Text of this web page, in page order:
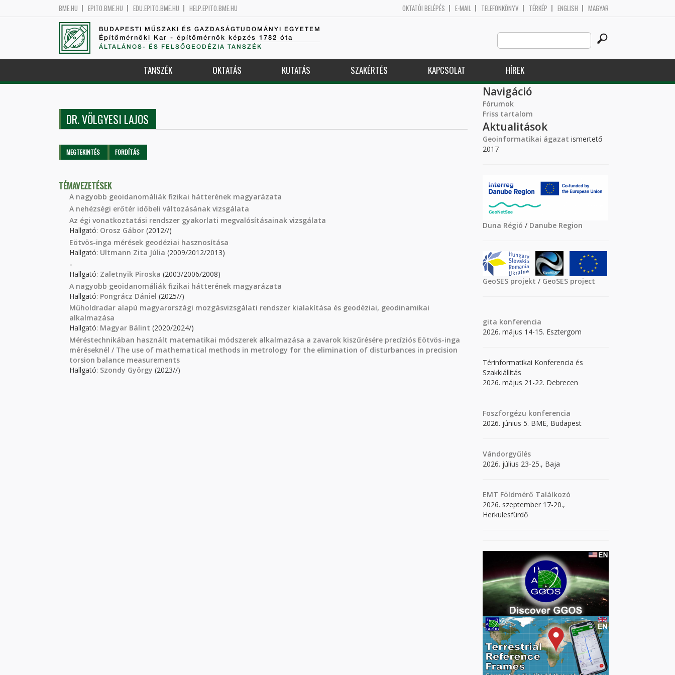
BME.HU EPITO.BME.HU EDU.EPITO.BME.HU HELP.EPITO.BME.HU OKTATÓI BELÉPÉS E-MAIL TELEFONKÖNYV TÉRKÉP ENGLISH MAGYAR
BUDAPESTI MŰSZAKI ÉS GAZDASÁGTUDOMÁNYI EGYETEM
Építőmérnöki Kar - építőmérnök képzés 1782 óta
ÁLTALÁNOS- ÉS FELSŐGEODÉZIA TANSZÉK
Search
this
site
TANSZÉK OKTATÁS KUTATÁS SZAKÉRTÉS KAPCSOLAT HÍREK
DR. VÖLGYESI LAJOS
Elsődleges fülek
MEGTEKINTÉS (AKTÍVFORDÍTÁS
TÉMAVEZETÉSEK
A nagyobb geoidanomáliák fizikai hátterének magyarázata
A nehézségi erőtér időbeli változásának vizsgálata
Az égi vonatkoztatási rendszer gyakorlati megvalósításainak vizsgálata
Hallgató: Orosz Gábor (2012//)
Eötvös-inga mérések geodéziai hasznosítása
Hallgató: Ultmann Zita Júlia (2009/2012/2013)
-
Hallgató: Zaletnyik Piroska (2003/2006/2008)
A nagyobb geoidanomáliák fizikai hátterének magyarázata
Hallgató: Pongrácz Dániel (2025//)
Műholdradar alapú magyarországi mozgásvizsgálati rendszer kialakítása és geodéziai, geodinamikai
alkalmazása
Hallgató: Magyar Bálint (2020/2024/)
Méréstechnikában használt matematikai módszerek alkalmazása a zavarok kiszűrésére precíziós Eötvös-inga
méréseknél / The use of mathematical methods in metrology for the elimination of disturbances in precision
torsion balance measurements
Hallgató: Szondy György (2023//)
Navigáció
Fórumok
Friss tartalom
Aktualitások
Geoinformatikai ágazat ismertető
2017
Duna Régió / Danube Region
GeoSES projekt / GeoSES project
gita konferencia
2026. május 14-15. Esztergom
Térinformatikai Konferencia és
Szakkiállítás
2026. május 21-22. Debrecen
Foszforgézu konferencia
2026. június 5. BME, Budapest
Vándorgyűlés
2026. július 23-25., Baja
EMT Földmérő Találkozó
2026. szeptember 17-20.,
Herkulesfürdő